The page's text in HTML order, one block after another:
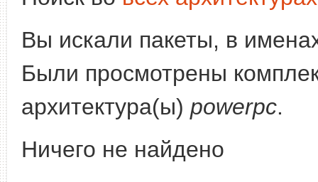
Вы искали пакеты, в
Были просмотрены
архитектура(ы) powerpc.
Ничего не найдено